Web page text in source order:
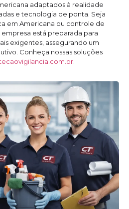
adaptados à realidade
e tecnologia de ponta. Seja
em Americana ou controle de
está preparada para
exigentes, assegurando um
Conheça nossas soluções